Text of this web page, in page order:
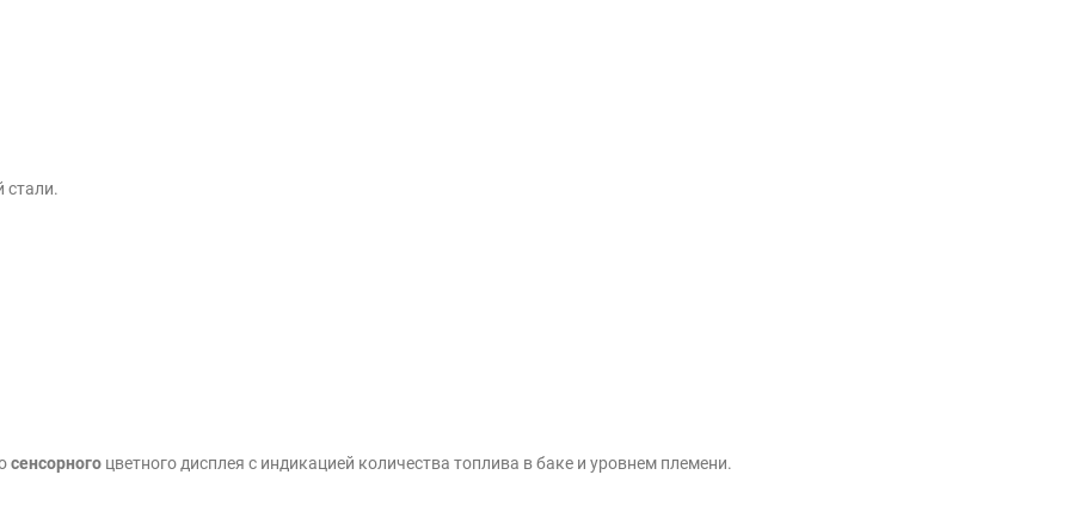
сенсорного цветного дисплея с индикацией количества топлива в баке и уровнем племени.